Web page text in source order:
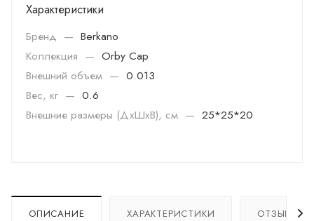
Характеристики
Бренд — Berkano
Коллекция — Orby Cap
Внешний объем — 0.013
Вес, кг — 0.6
Внешние размеры (ДхШхВ), см — 25*25*20
ОПИСАНИЕ ХАРАКТЕРИСТИКИ ОТЗЫВЫ